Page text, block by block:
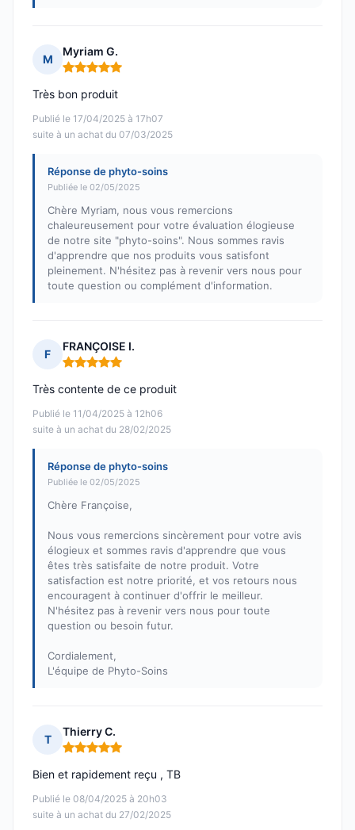
M
Myriam G.
Note : 5 sur 5
Publié le 17/04/2025 à 17h07
suite à un achat du 07/03/2025
Très bon produit
Réponse de phyto-soins
Publiée le 02/05/2025
Chère Myriam, nous vous remercions
chaleureusement pour votre évaluation élogieuse
de notre site "phyto-soins". Nous sommes ravis
d'apprendre que nos produits vous satisfont
pleinement. N'hésitez pas à revenir vers nous pour
toute question ou complément d'information.
F
FRANÇOISE I.
Note : 5 sur 5
Publié le 11/04/2025 à 12h06
suite à un achat du 28/02/2025
Très contente de ce produit
Réponse de phyto-soins
Publiée le 02/05/2025
Chère Françoise,
Nous vous remercions sincèrement pour votre avis
élogieux et sommes ravis d'apprendre que vous
êtes très satisfaite de notre produit. Votre
satisfaction est notre priorité, et vos retours nous
encouragent à continuer d'offrir le meilleur.
N'hésitez pas à revenir vers nous pour toute
question ou besoin futur.
Cordialement,
L'équipe de Phyto-Soins
T
Thierry C.
Note : 5 sur 5
Publié le 08/04/2025 à 20h03
suite à un achat du 27/02/2025
Bien et rapidement reçu , TB